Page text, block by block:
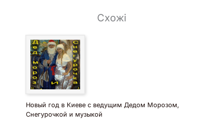
Схожі
Новый год в Киеве с ведущим Дедом Морозом,
Снегурочкой и музыкой